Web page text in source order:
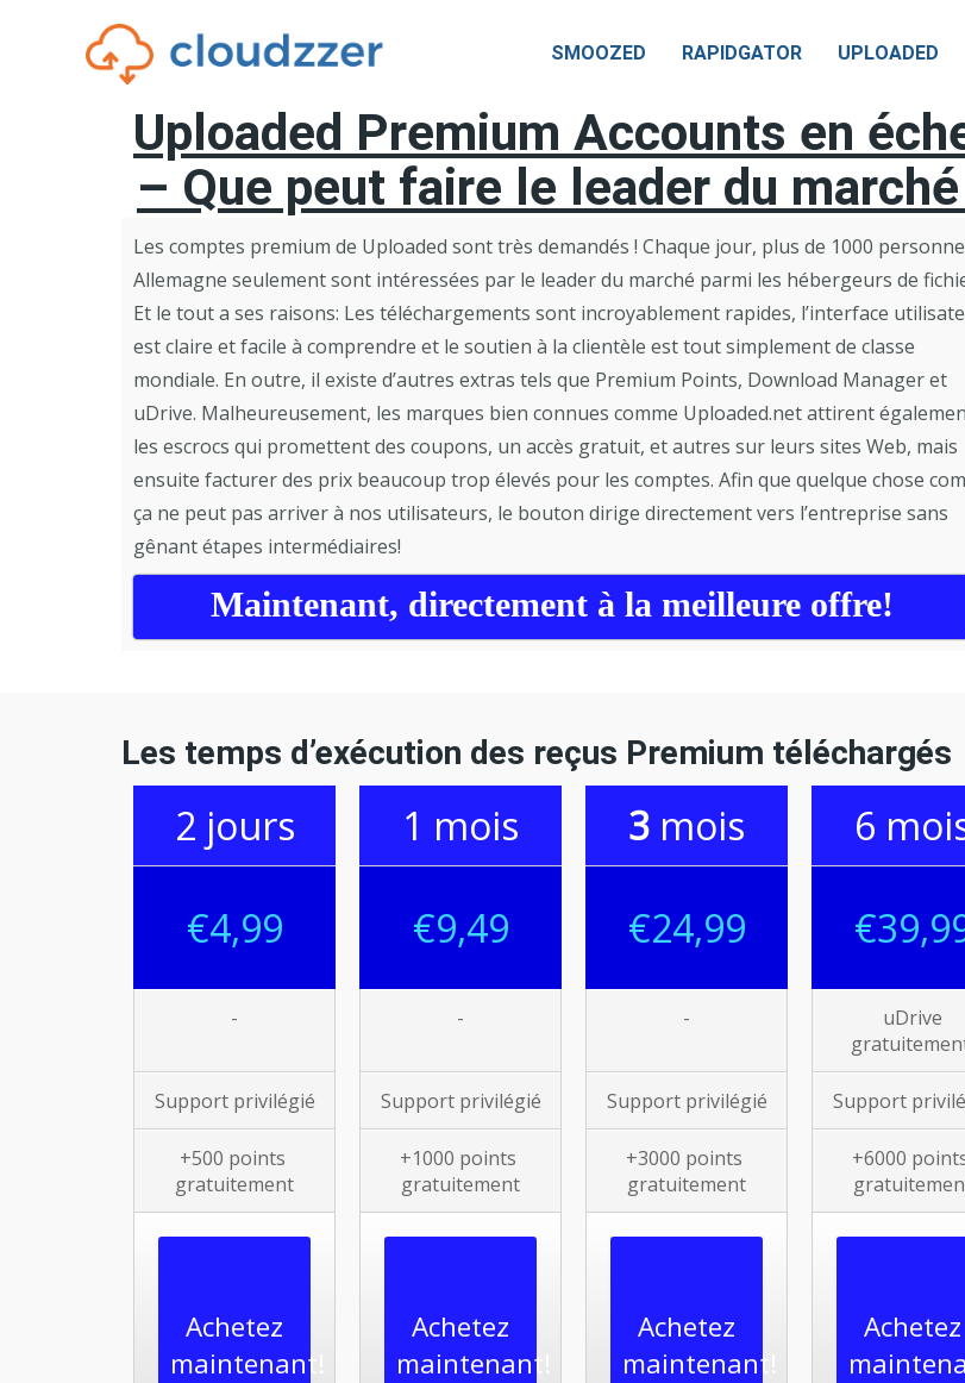
SMOOZED RAPIDGATOR UPLOADED
Uploaded Premium Accounts en
– Que peut faire le leader du
Les comptes premium de Uploaded sont très demandés ! Chaque jour, plus de 1000
Allemagne seulement sont intéressées par le leader du marché parmi les hébergeurs de
Et le tout a ses raisons: Les téléchargements sont incroyablement rapides, l’interface
est claire et facile à comprendre et le soutien à la clientèle est tout simplement de classe
mondiale. En outre, il existe d’autres extras tels que Premium Points, Download Manager et
uDrive. Malheureusement, les marques bien connues comme Uploaded.net attirent
les escrocs qui promettent des coupons, un accès gratuit, et autres sur leurs sites Web, mais
ensuite facturer des prix beaucoup trop élevés pour les comptes. Afin que quelque chose
ça ne peut pas arriver à nos utilisateurs, le bouton dirige directement vers l’entreprise sans
gênant étapes intermédiaires!
Maintenant, directement à la meilleure offre!
Les temps d’exécution des reçus Premium téléchargés
2 jours
€4,99
-
Support privilégié
+500 points
gratuitement
Achetez
maintenant!
1 mois
€9,49
-
Support privilégié
+1000 points
gratuitement
Achetez
maintenant!
3 mois
€24,99
-
Support privilégié
+3000 points
gratuitement
Achetez
maintenant!
6
€39
uDrive
Support
+6000
Achetez